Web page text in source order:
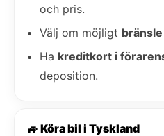
och pris.
Välj om möjligt
Ha kreditkort i
deposition.
🚙 Köra bil i Tyskland